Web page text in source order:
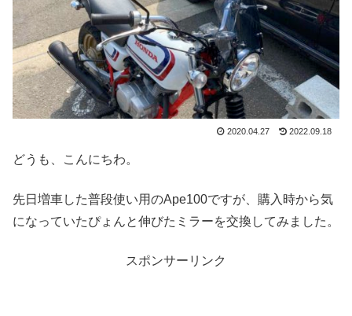
2020.04.27 2022.09.18
どうも、こんにちわ。
先日増車した普段使い用のApe100ですが、購入時から気
になっていたぴょんと伸びたミラーを交換してみました。
スポンサーリンク